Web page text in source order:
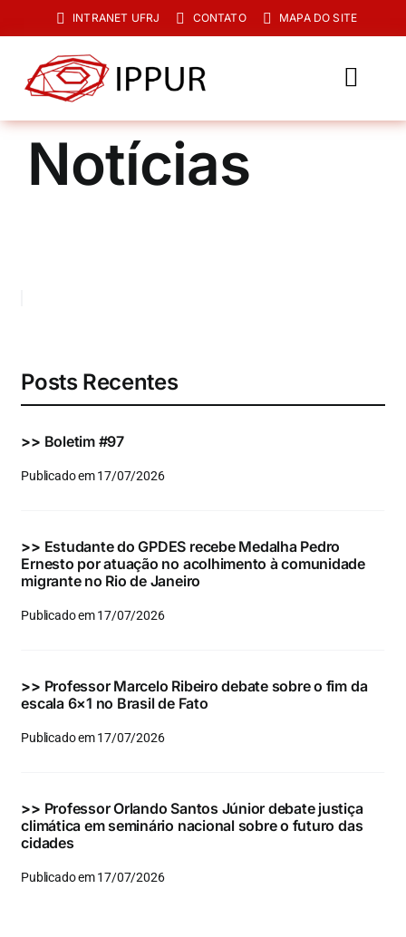
para
conteúdo
INTRANET UFRJ CONTATO MAPA DO SITE
O IPPUR
Graduação
Eventos e Certificados
para:
Notícias
Posts Recentes
>> Boletim #97
Publicado em 17/07/2026
>> Estudante do GPDES recebe Medalha Pedro
Ernesto por atuação no acolhimento à comunidade
migrante no Rio de Janeiro
Publicado em 17/07/2026
>> Professor Marcelo Ribeiro debate sobre o fim da
escala 6×1 no Brasil de Fato
Publicado em 17/07/2026
>> Professor Orlando Santos Júnior debate justiça
climática em seminário nacional sobre o futuro das
cidades
Publicado em 17/07/2026